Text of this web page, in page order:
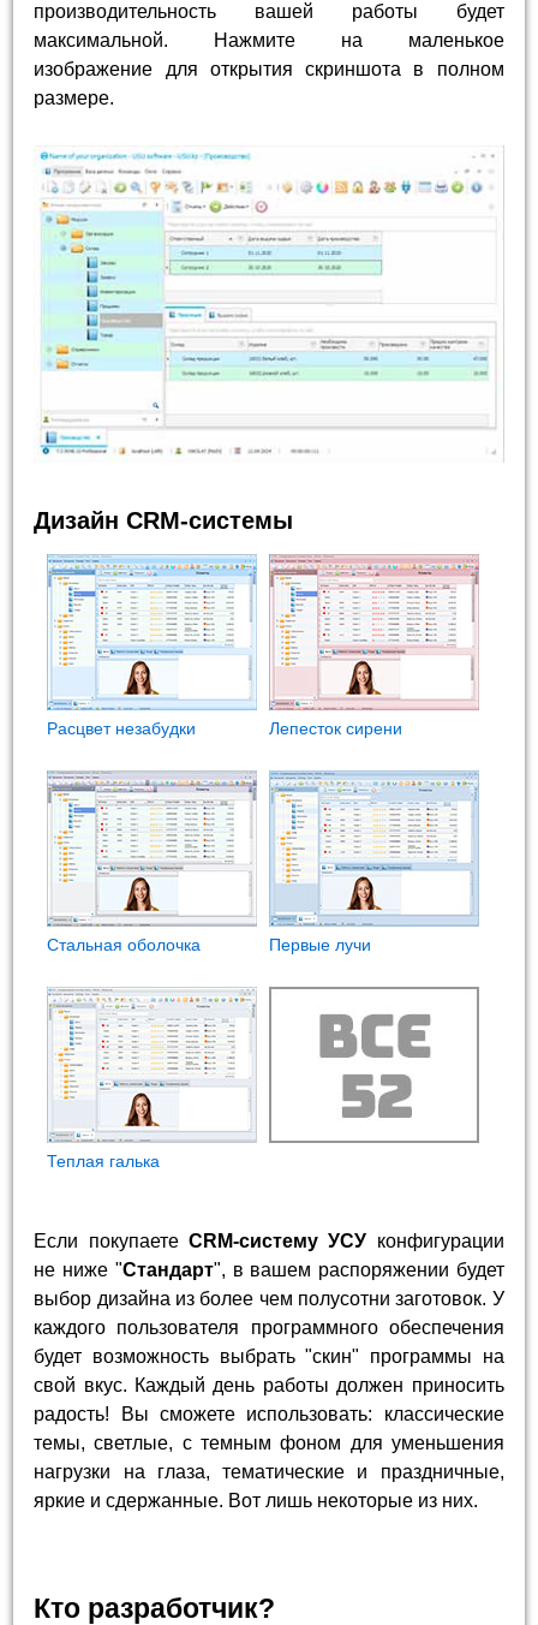
производительность вашей работы будет
максимальной. Нажмите на маленькое
изображение для открытия скриншота в полном
размере.
Дизайн CRM-системы
Расцвет незабудки Лепесток сирени
Стальная оболочка Первые лучи
Теплая галька
Если покупаете CRM-систему УСУ конфигурации
не ниже "Стандарт", в вашем распоряжении будет
выбор дизайна из более чем полусотни заготовок. У
каждого пользователя программного обеспечения
будет возможность выбрать "скин" программы на
свой вкус. Каждый день работы должен приносить
радость! Вы сможете использовать: классические
темы, светлые, с темным фоном для уменьшения
нагрузки на глаза, тематические и праздничные,
яркие и сдержанные. Вот лишь некоторые из них.
Кто разработчик?